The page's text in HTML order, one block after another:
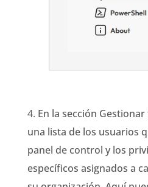
4. En la sección
una lista de los usuarios
panel de control y los
específicos asignados a